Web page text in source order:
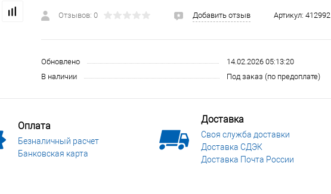
СИЗ
Отзывов: 0 Добавить отзыв Артикул: 412992
Обновлено
14.02.2026 05:13:20
В наличии
Под заказ (по предоплате)
Оплата
Безналичный расчет
Банковская карта
Доставка
Своя служба доставки
Доставка СДЭК
Доставка Почта России